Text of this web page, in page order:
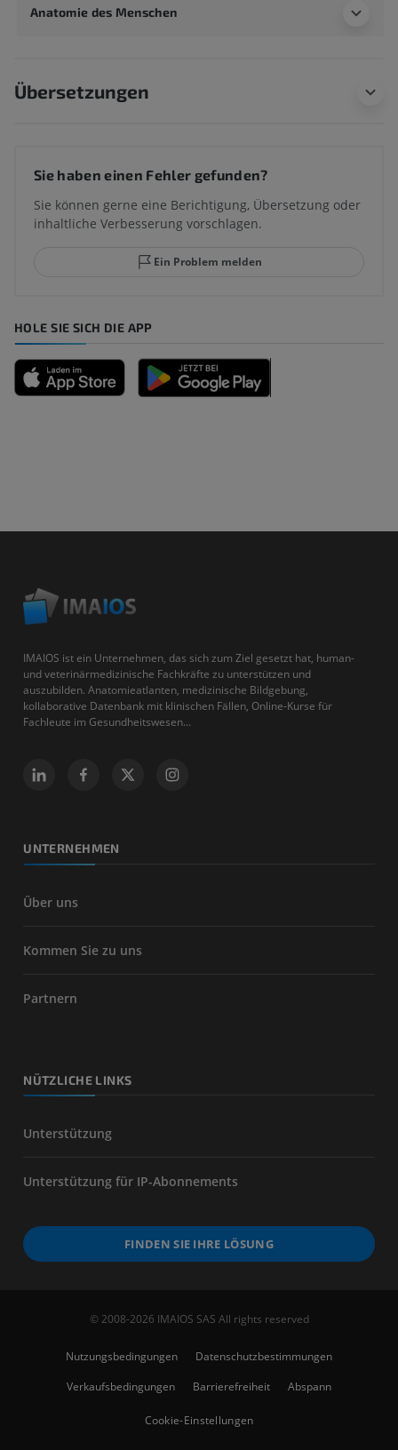
Anatomie des Menschen
Übersetzungen
Sie haben einen Fehler gefunden?
Sie können gerne eine Berichtigung, Übersetzung oder
inhaltliche Verbesserung vorschlagen.
Ein Problem melden
HOLE SIE SICH DIE APP
IMAIOS ist ein Unternehmen, das sich zum Ziel gesetzt hat, human-
und veterinärmedizinische Fachkräfte zu unterstützen und
auszubilden. Anatomieatlanten, medizinische Bildgebung,
kollaborative Datenbank mit klinischen Fällen, Online-Kurse für
Fachleute im Gesundheitswesen...
UNTERNEHMEN
Über uns
Kommen Sie zu uns
Partnern
NÜTZLICHE LINKS
Unterstützung
Unterstützung für IP-Abonnements
FINDEN SIE IHRE LÖSUNG
© 2008-2026 IMAIOS SAS All rights reserved
Nutzungsbedingungen
Datenschutzbestimmungen
Verkaufsbedingungen
Barrierefreiheit Abspann
Cookie-Einstellungen